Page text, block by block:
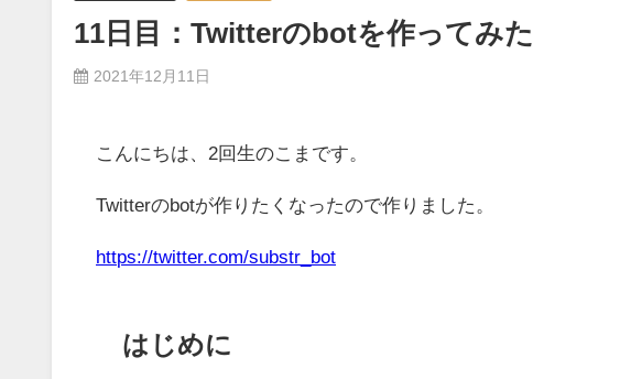
11日目：Twitterのbotを作ってみた
2021年12月11日
こんにちは、2回生のこまです。
Twitterのbotが作りたくなったので作りました。
https://twitter.com/substr_bot
はじめに